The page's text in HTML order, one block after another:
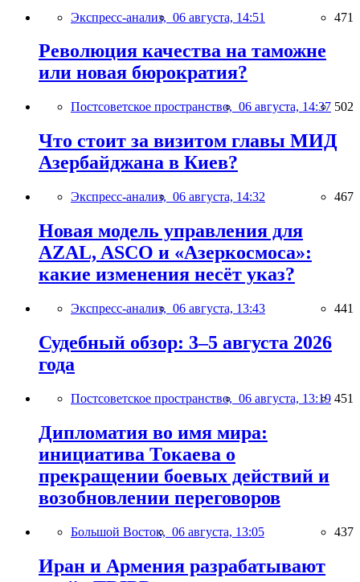
Экспресс-анализ, 06 августа, 14:51 471
Революция качества на таможне
или новая бюрократия?
Постсоветское пространство, 06 августа, 14:37 502
Что стоит за визитом главы МИД
Азербайджана в Киев?
Экспресс-анализ, 06 августа, 14:32 467
Новая модель управления для
AZAL, ASCO и «Азеркосмоса»:
какие изменения несёт указ?
Экспресс-анализ, 06 августа, 13:43 441
Судебный обзор: 3–5 августа 2026
года
Постсоветское пространство, 06 августа, 13:19 451
Дипломатия во имя мира:
инициатива Токаева о
прекращении боевых действий и
возобновлении переговоров
Большой Восток, 06 августа, 13:05 437
Иран и Армения разрабатывают